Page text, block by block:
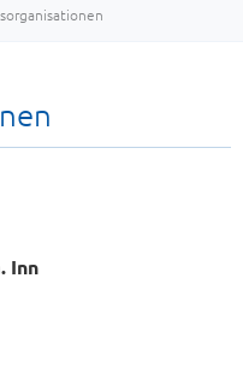
Inn